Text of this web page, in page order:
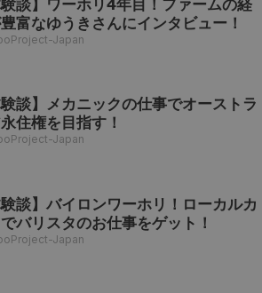
験談】ワーホリ4年目！ファームの経
富なゆうきさんにインタビュー！
Japan
験談】メカニックの仕事でオーストラ
住権を目指す！
Japan
験談】バイロンワーホリ！ローカルカ
バリスタのお仕事をゲット！
Japan